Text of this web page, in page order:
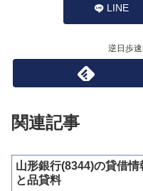
LINE
逆日歩
関連記事
山形銀行(8344)の貸借情
と品貸料